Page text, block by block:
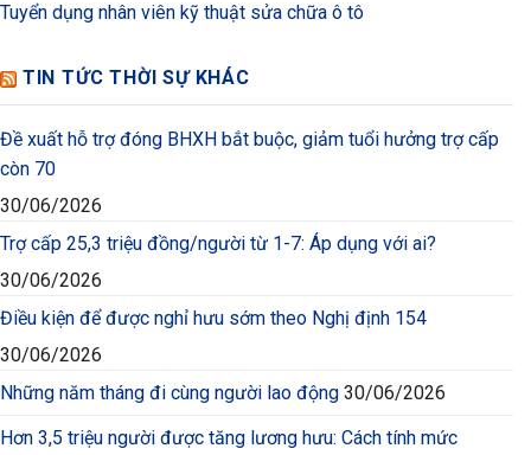
Tuyển dụng nhân viên kỹ thuật sửa chữa ô tô
TIN TỨC THỜI SỰ KHÁC
Đề xuất hỗ trợ đóng BHXH bắt buộc, giảm tuổi hưởng trợ cấp
còn 70
30/06/2026
Trợ cấp 25,3 triệu đồng/người từ 1-7: Áp dụng với ai?
30/06/2026
Điều kiện để được nghỉ hưu sớm theo Nghị định 154
30/06/2026
Những năm tháng đi cùng người lao động 30/06/2026
Hơn 3,5 triệu người được tăng lương hưu: Cách tính mức